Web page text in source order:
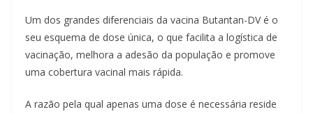
Um dos grandes diferenciais da vacina Butantan-DV é o
seu esquema de dose única, o que facilita a logística de
vacinação, melhora a adesão da população e promove
uma cobertura vacinal mais rápida.
A razão pela qual apenas uma dose é necessária reside